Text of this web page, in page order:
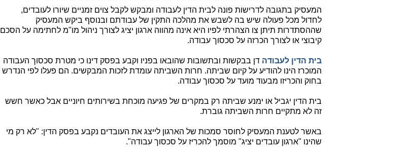
המעסיק בתגובה לדרישות פונה לבית הדין לעבודה ומבקש לקבל צוים זמניים שיורו לעובדים,
לחדול מכל פעולה שיש בה לשבש את מהלכה התקין של עבודתם ובנוסף ביקש המעסיק
שההסתדרות תיתן צו הצהרתי לפיו היא אינה מהווה ארגון יציג לצורך ניהול מו"מ לחתימה על הסכם
קיבוצי או לצורך הכרזה על סכסוך עבודה.
בית הדין לעבודה דן בבקשות ובתשובות שהובאו בפניו וקבע בפסק דינו כי מטרת סכסוך העבודה
המוכרז הינו להודיע על קיום שביתה. חרות השביתה עומדת לזכות המבקשים. הם פעלו לפי הנדרש
בחוק והכריזו מבעוד מועד על סכסוך עבודה.
בית הדין יגביל או ימנע שביתה רק במקרים של פגיעה מוכחת בשירותים חיוניים אבל כאשר חשש
זה לא מתקיים חרות השביתה גוברת.
באשר לטענת המעסיק לחוסר סמכות של הארגון לייצג את העובדים נקבע בפסק הדין: "לא רק מי
שהינו "ארגון עובדים יציג" מוסמך להכריז על סכסוך עבודה".